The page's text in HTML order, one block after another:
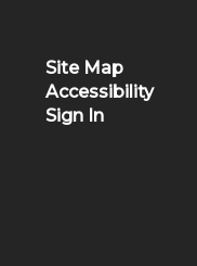
Site Map
Accessibility
Sign In